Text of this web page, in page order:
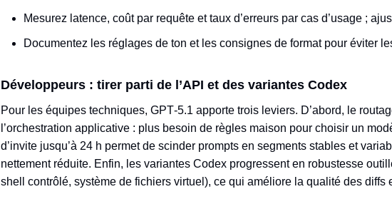
Mesurez latence, coût par requête et taux d’erreurs par cas d’usage ;
Documentez les réglages de ton et les consignes de format pour éviter
Développeurs : tirer parti de l’API et des variantes Codex
Pour les équipes techniques, GPT‑5.1 apporte trois leviers. D’abord, le
l’orchestration applicative : plus besoin de règles maison pour choisir un
d’invite jusqu’à 24 h permet de scinder prompts en segments stables et
nettement réduite. Enfin, les variantes Codex progressent en robustesse
shell contrôlé, système de fichiers virtuel), ce qui améliore la qualité des diffs